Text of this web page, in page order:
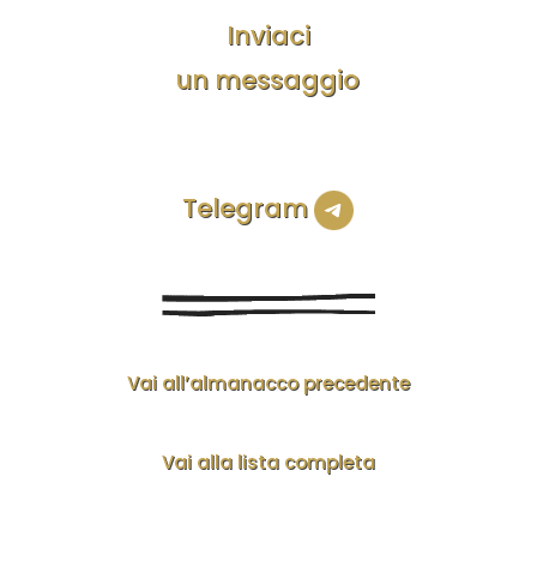
Inviaci
un messaggio
Telegram
Vai all’almanacco precedente
Vai alla lista completa